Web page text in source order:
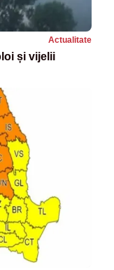
Actualitate
și vijelii